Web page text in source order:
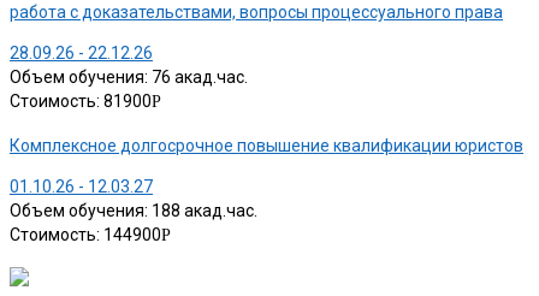
работа с доказательствами, вопросы процессуального права
28.09.26 - 22.12.26
Объем обучения: 76 акад.час.
Стоимость: 81900Р
Комплексное долгосрочное повышение квалификации юристов
01.10.26 - 12.03.27
Объем обучения: 188 акад.час.
Стоимость: 144900Р